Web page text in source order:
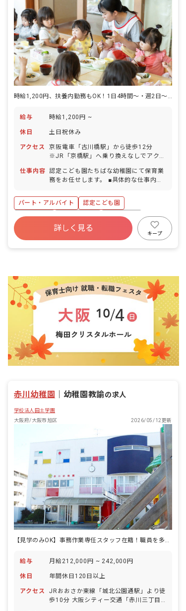
給与 時給1,200円 ~
休日 土日祝休み
アクセス
京阪電車「古川橋駅」から徒歩12分
※JR「京橋駅」へ乗り換えなしでアクセ
OK（駐車場完備）、マイカー通勤は応
相談。
仕事内容 認定こども園たちばな幼稚園にて保育業
務をお任せします。 ■具体的な仕事内容
パート・アルバイト
認定こども園
新卒も歓迎
社会保険完備
土日祝休み
残業少なめ
昇給昇進あり
詳しく見る
キープ
赤川幼稚園 幼稚園教諭の求人
学校法人田土学園
大阪府/大阪市旭区
2026/05/12更新
【見学のみOK】事務作業専任スタッフ在籍！職員を多めに配置しています！
給与 月給212,000円 ~ 242,000円
休日 年間休日120日以上
アクセス
JRおおさか東線「城北公園通駅」より徒
歩10分 大阪シティー交通「赤川三丁目